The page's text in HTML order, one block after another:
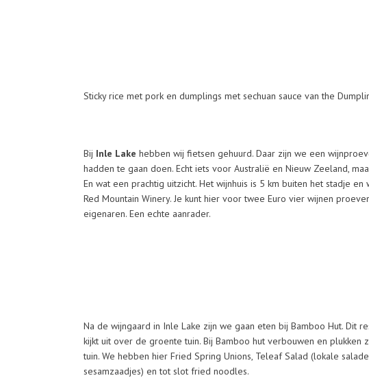
Sticky rice met pork en dumplings met sechuan sauce van the
Bij Inle Lake hebben wij fietsen gehuurd. Daar zijn we een
hadden te gaan doen. Echt iets voor Australië en Nieuw Zeeland,
En wat een prachtig uitzicht. Het wijnhuis is 5 km buiten het stadje
Red Mountain Winery. Je kunt hier voor twee Euro vier wijnen
eigenaren. Een echte aanrader.
Na de wijngaard in Inle Lake zijn we gaan eten bij Bamboo Hut. Dit
kijkt uit over de groente tuin. Bij Bamboo hut verbouwen en
tuin. We hebben hier Fried Spring Unions, Teleaf Salad (lokale
sesamzaadjes) en tot slot fried noodles.